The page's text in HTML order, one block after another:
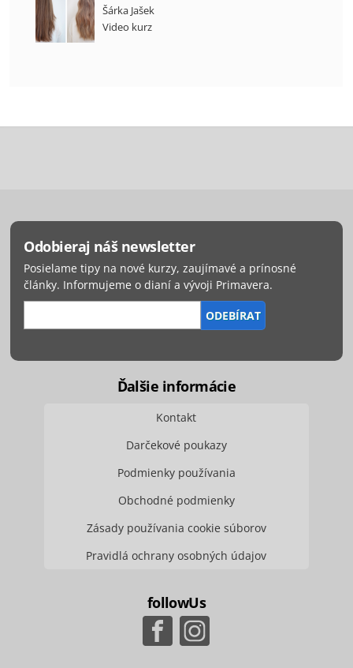
Šárka Jašek
Video kurz
Odobieraj náš newsletter
Posielame tipy na nové kurzy, zaujímavé a prínosné
články. Informujeme o dianí a vývoji Primavera.
Ďalšie informácie
Kontakt
Darčekové poukazy
Podmienky používania
Obchodné podmienky
Zásady používania cookie súborov
Pravidlá ochrany osobných údajov
followUs